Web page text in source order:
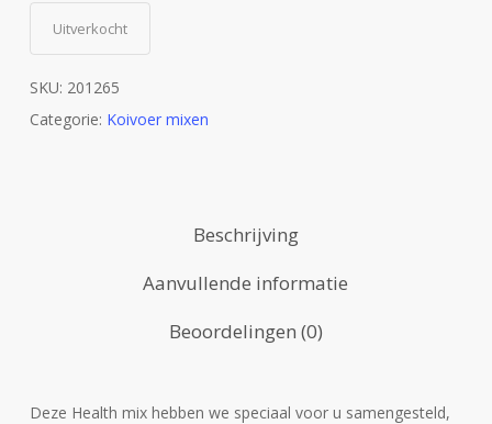
Uitverkocht
SKU: 201265
Categorie: Koivoer mixen
Beschrijving
Aanvullende informatie
Beoordelingen (0)
Deze Health mix hebben we speciaal voor u samengesteld,